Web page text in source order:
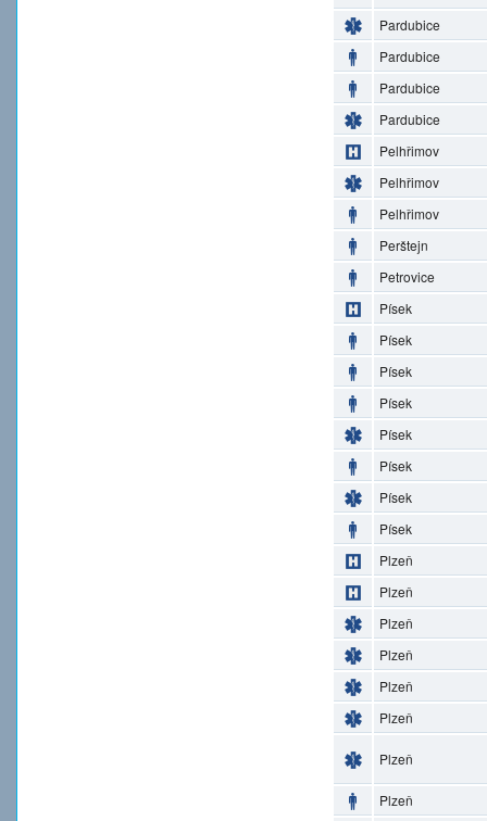
Pardubice
Pardubice
Pardubice
Pardubice
Pelhřimov
Pelhřimov
Pelhřimov
Perštejn
Petrovice
Písek
Písek
Písek
Písek
Písek
Písek
Písek
Písek
Plzeň
Plzeň
Plzeň
Plzeň
Plzeň
Plzeň
Plzeň
Plzeň